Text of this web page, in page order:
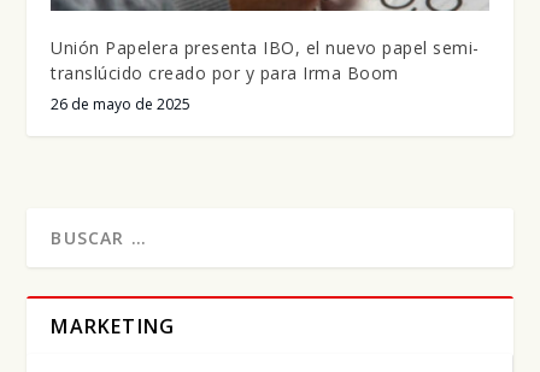
Unión Papelera presenta IBO, el nuevo papel semi-
translúcido creado por y para Irma Boom
26 de mayo de 2025
MARKETING